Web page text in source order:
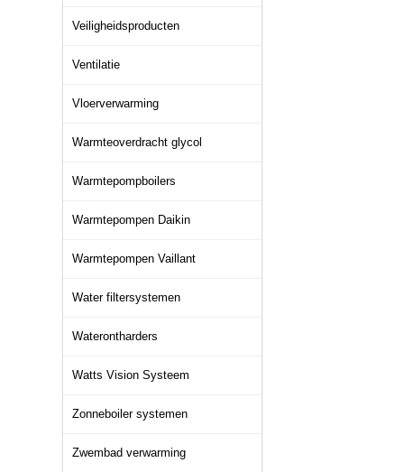
Veiligheidsproducten
Ventilatie
Vloerverwarming
Warmteoverdracht glycol
Warmtepompboilers
Warmtepompen Daikin
Warmtepompen Vaillant
Water filtersystemen
Waterontharders
Watts Vision Systeem
Zonneboiler systemen
Zwembad verwarming